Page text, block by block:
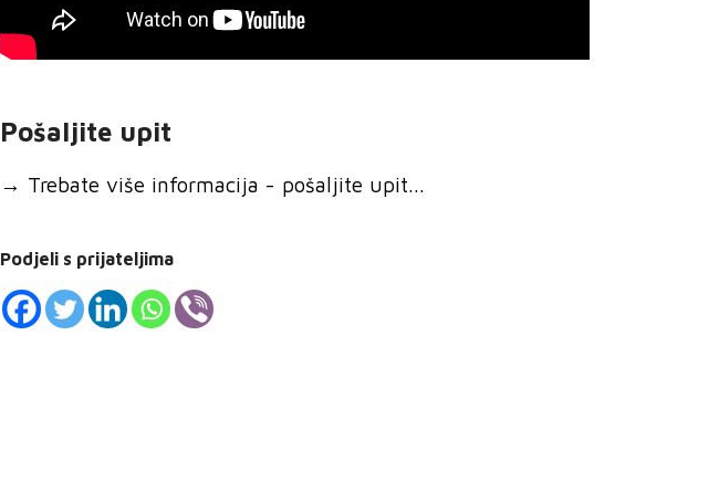
Pošaljite upit
→ Trebate više informacija - pošaljite upit...
Podjeli s prijateljima